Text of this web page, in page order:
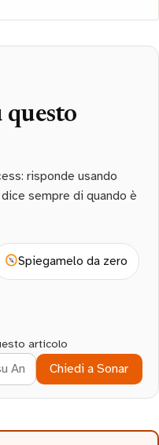
questo
risponde usando
sempre di quando è
Spiegamelo da zero
articolo
Chiedi a Sonar